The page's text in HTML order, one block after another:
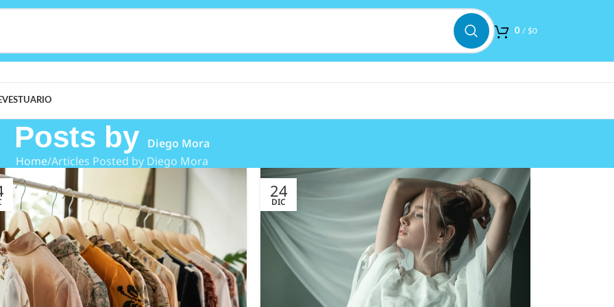
0 / $0
VESTUARIO
Posts by Diego Mora
Home Articles Posted by Diego Mora
24
DIC